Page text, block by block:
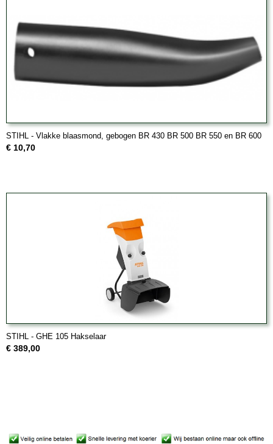
STIHL - Vlakke blaasmond, gebogen BR 430 BR 500 BR 550 en BR 600
€ 10,70
STIHL - GHE 105 Hakselaar
€ 389,00